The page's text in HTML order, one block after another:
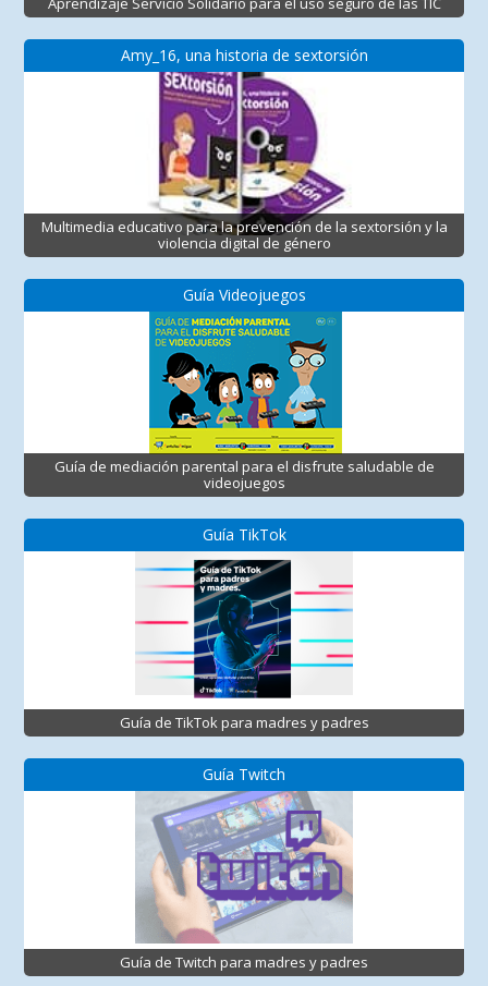
Amy_16, una historia de sextorsión
Multimedia educativo para la prevención de la sextorsión y la
violencia digital de género
Guía Videojuegos
Guía de mediación parental para el disfrute saludable de
videojuegos
Guía TikTok
Guía de TikTok para madres y padres
Guía Twitch
Guía de Twitch para madres y padres